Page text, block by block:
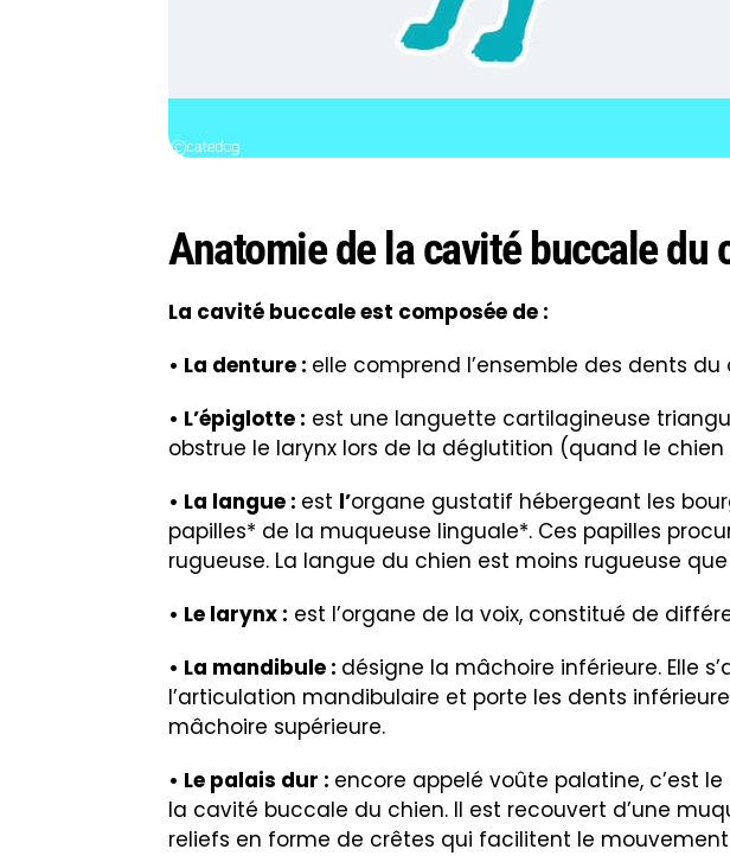
Anatomie de la cavité buccale du
La cavité buccale est composée de :
• La denture : elle comprend l’ensemble des dents du
• L’épiglotte : est une languette cartilagineuse
obstrue le larynx lors de la déglutition (quand le
• La langue : est l’organe gustatif hébergeant les
papilles* de la muqueuse linguale*. Ces papilles
rugueuse. La langue du chien est moins rugueuse
• Le larynx : est l’organe de la voix, constitué de
• La mandibule : désigne la mâchoire inférieure. Elle
l’articulation mandibulaire et porte les dents
mâchoire supérieure.
• Le palais dur : encore appelé voûte palatine, c’est
la cavité buccale du chien. Il est recouvert d’une
reliefs en forme de crêtes qui facilitent le